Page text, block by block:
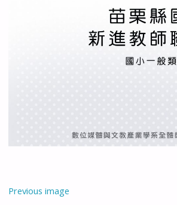
Previous image